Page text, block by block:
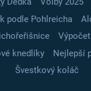
podle Pohlreicha
knedlíky
Nejlepší
Švestkový koláč